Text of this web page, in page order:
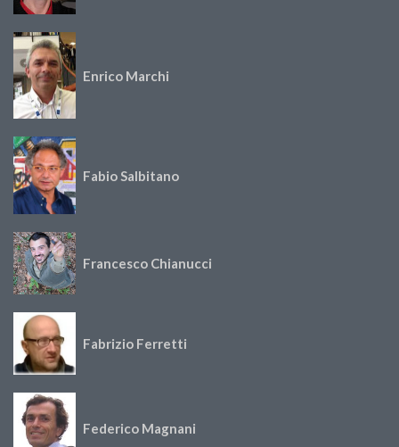
Enrico Marchi
Fabio Salbitano
Francesco Chianucci
Fabrizio Ferretti
Federico Magnani